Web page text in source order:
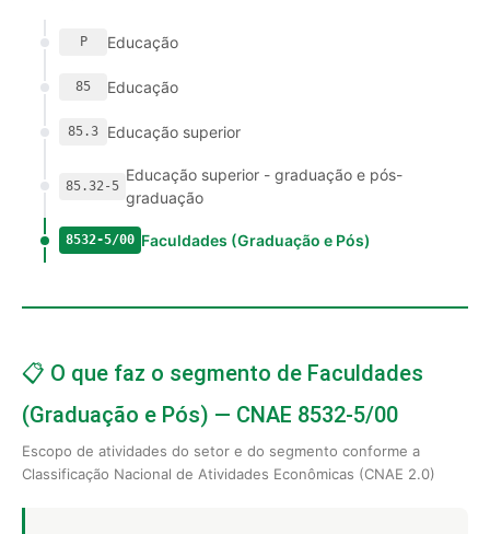
P Educação
85 Educação
85.3 Educação superior
85.32-5
Educação superior - graduação e pós-
graduação
8532-5/00 Faculdades (Graduação e Pós)
📋 O que faz o segmento de Faculdades
(Graduação e Pós) — CNAE 8532-5/00
Escopo de atividades do setor e do segmento conforme a
Classificação Nacional de Atividades Econômicas (CNAE 2.0)